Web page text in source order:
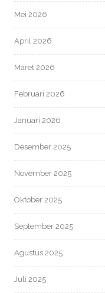
Mei 2026
April 2026
Maret 2026
Februari 2026
Januari 2026
Desember 2025
November 2025
Oktober 2025
September 2025
Agustus 2025
Juli 2025